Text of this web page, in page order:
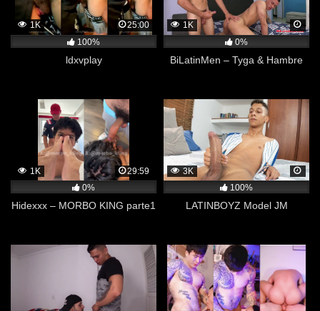
1K
25:00
100%
ldxvplay
1K
0%
BiLatinMen – Tyga & Hambre
1K
29:59
0%
Hidexxx – MORBO KING parte1
3K
100%
LATINBOYZ Model JM